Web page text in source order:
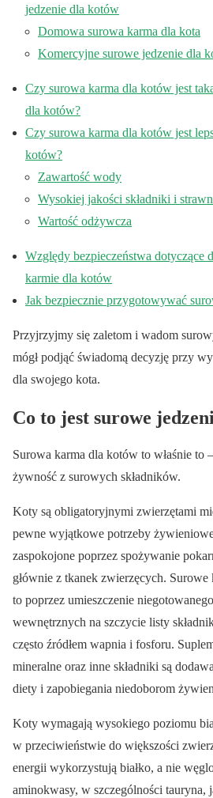
jedzenie dla kotów
Domowa surowa karma dla kota
Komercyjne surowe jedzenie dla
Czy surowa karma dla kotów jest
dla kotów?
Czy surowa karma dla kotów jest
kotów?
Zawartość wody
Wysokiej jakości składniki i
Wartość odżywcza
Względy bezpieczeństwa dotyczące
karmie dla kotów
Jak bezpiecznie przygotowywać
Przyjrzyjmy się zaletom i wadom
mógł podjąć świadomą decyzję przy
dla swojego kota.
Co to jest surowe
Surowa karma dla kotów to właśnie to
żywność z surowych składników.
Koty są obligatoryjnymi zwierzętami
pewne wyjątkowe potrzeby
zaspokojone poprzez spożywanie
głównie z tkanek zwierzęcych.
to poprzez umieszczenie
wewnętrznych na szczycie listy
często źródłem wapnia i fosforu.
mineralne oraz inne składniki są
diety i zapobiegania niedoborom
Koty wymagają wysokiego poziomu
w przeciwieństwie do większości
energii wykorzystują białko, a nie
aminokwasy, w szczególności tauryna,